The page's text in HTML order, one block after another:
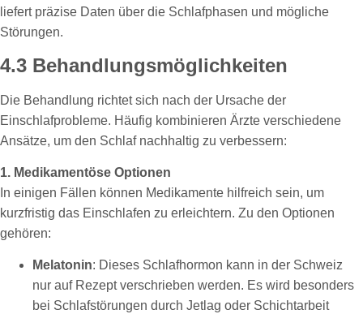
liefert präzise Daten über die Schlafphasen und mögliche
Störungen.
4.3 Behandlungsmöglichkeiten
Die Behandlung richtet sich nach der Ursache der
Einschlafprobleme. Häufig kombinieren Ärzte verschiedene
Ansätze, um den Schlaf nachhaltig zu verbessern:
1. Medikamentöse Optionen
In einigen Fällen können Medikamente hilfreich sein, um
kurzfristig das Einschlafen zu erleichtern. Zu den Optionen
gehören:
Melatonin: Dieses Schlafhormon kann in der Schweiz
nur auf Rezept verschrieben werden. Es wird besonders
bei Schlafstörungen durch Jetlag oder Schichtarbeit